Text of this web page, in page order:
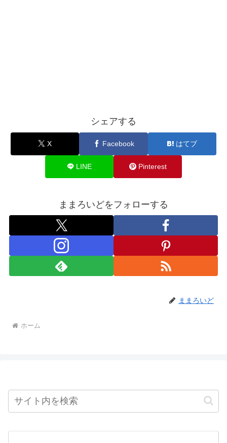
シェアする
X Facebook はてブ
LINE Pinterest
ままろいどをフォローする
ままろいど
ホーム